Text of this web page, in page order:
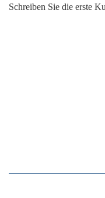
Schreiben Sie die erste